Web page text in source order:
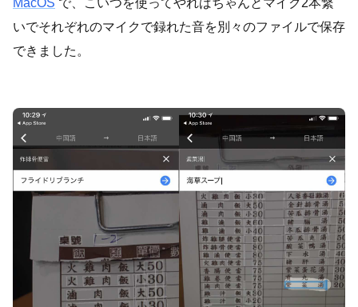
MacOS で、こいつを使ってやればちゃんとマイク2本繋
いでそれぞれのマイクで録れた音を別々のファイルで保存
できました。